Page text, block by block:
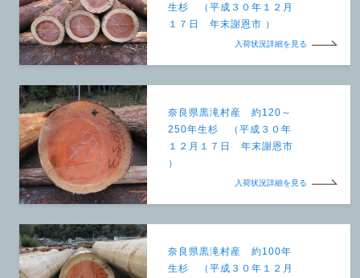
生杉 （平成３０年１２月
１７日 年末謝恩市 ）
入荷状況詳細を見る
奈良県黒滝村産 約120～
250年生杉 （平成３０年
１２月１７日 年末謝恩市
）
入荷状況詳細を見る
奈良県黒滝村産 約100年
生杉 （平成３０年１２月